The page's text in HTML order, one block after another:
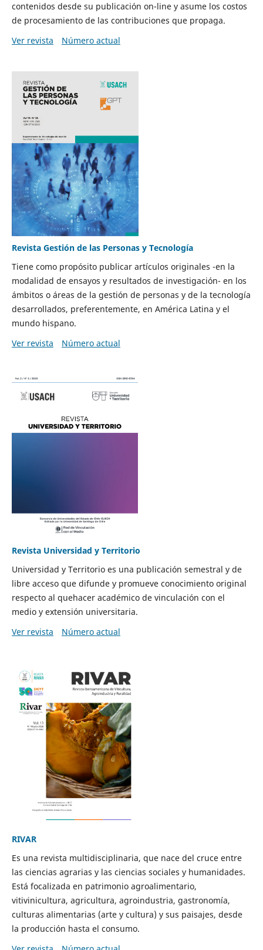
contenidos desde su publicación on-line y asume los costos
de procesamiento de las contribuciones que propaga.
Ver revista
Número actual
Revista Gestión de las Personas y Tecnología
Tiene como propósito publicar artículos originales -en la
modalidad de ensayos y resultados de investigación- en los
ámbitos o áreas de la gestión de personas y de la tecnología
desarrollados, preferentemente, en América Latina y el
mundo hispano.
Ver revista
Número actual
Revista Universidad y Territorio
Universidad y Territorio es una publicación semestral y de
libre acceso que difunde y promueve conocimiento original
respecto al quehacer académico de vinculación con el
medio y extensión universitaria.
Ver revista
Número actual
RIVAR
Es una revista multidisciplinaria, que nace del cruce entre
las ciencias agrarias y las ciencias sociales y humanidades.
Está focalizada en patrimonio agroalimentario,
vitivinicultura, agricultura, agroindustria, gastronomía,
culturas alimentarias (arte y cultura) y sus paisajes, desde
la producción hasta el consumo.